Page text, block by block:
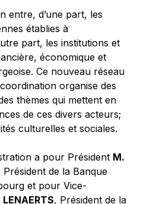
Marty
entre, d’une part, les
établies à
part, les institutions et
économique et
Ce nouveau réseau
organise des
thèmes qui mettent en
de ces divers acteurs;
culturelles et sociales.
a pour Président M.
Président de la Banque
et pour Vice-
, Président de la